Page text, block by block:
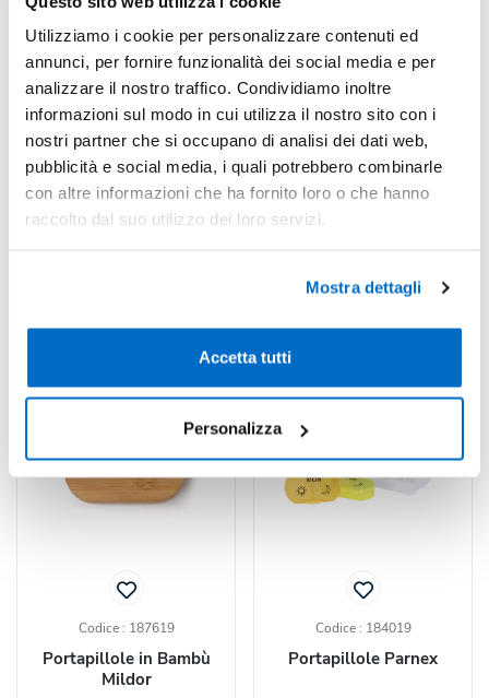
Utilizziamo i cookie per personalizzare contenuti ed
annunci, per fornire funzionalità dei social media e per
analizzare il nostro traffico. Condividiamo inoltre
informazioni sul modo in cui utilizza il nostro sito con i
nostri partner che si occupano di analisi dei dati web,
pubblicità e social media, i quali potrebbero combinarle
con altre informazioni che ha fornito loro o che hanno
raccolto dal suo utilizzo dei loro servizi.
Mostra dettagli
Accetta tutti
Personalizza
Codice : 177752
Portapillole Medlar
Il Portapillole Medlar è un
astuccio settimanale
compatto realizzato in
bambù...
a partire da
€ 1,12 cad.
Bicchiere Pieghevole Berty
Il Bicchiere Pieghevole Berty è
realizzato in un elegante
bianco e si...
a partire da
€ 1,13 cad.
PREVENTIVO
Codice : 187619
Portapillole in Bambù
Mildor
Codice : 184019
Portapillole Parnex